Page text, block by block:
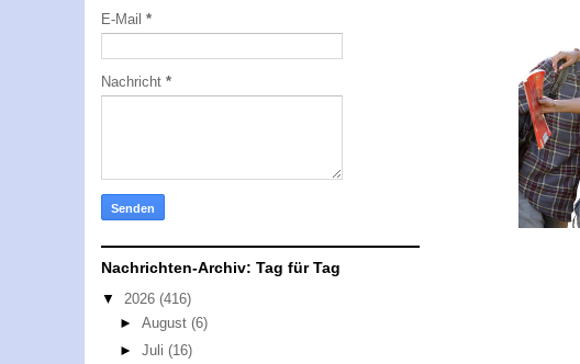
E-Mail *
Nachricht *
Nachrichten-Archiv: Tag für Tag
▼ 2026 (416)
► August (6)
► Juli (16)